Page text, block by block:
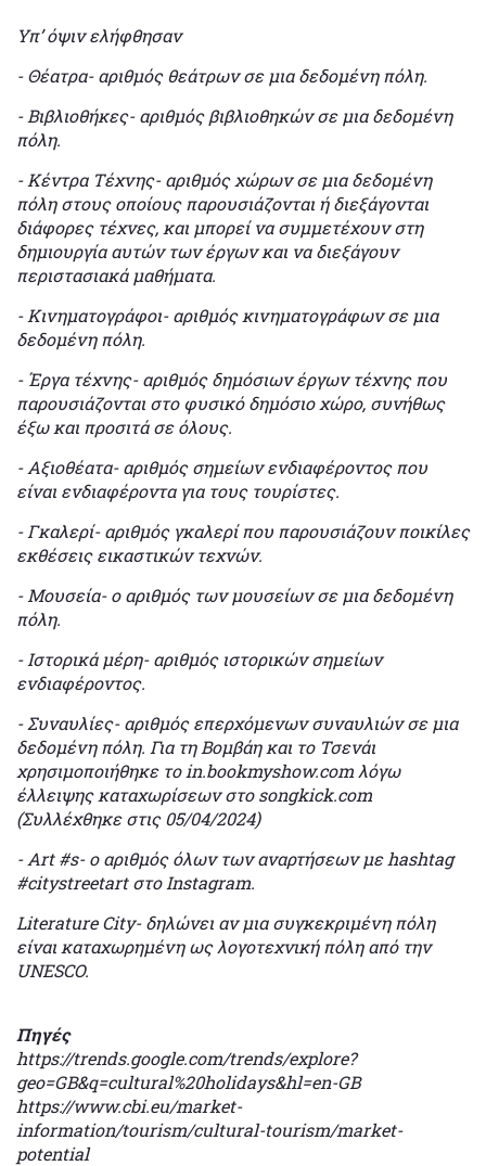
Υπ’ όψιν ελήφθησαν
- Θέατρα- αριθμός θεάτρων σε μια δεδομένη πόλη.
- Βιβλιοθήκες- αριθμός βιβλιοθηκών σε μια δεδομένη
πόλη.
- Κέντρα Τέχνης- αριθμός χώρων σε μια δεδομένη
πόλη στους οποίους παρουσιάζονται ή διεξάγονται
διάφορες τέχνες, και μπορεί να συμμετέχουν στη
δημιουργία αυτών των έργων και να διεξάγουν
περιστασιακά μαθήματα.
- Κινηματογράφοι- αριθμός κινηματογράφων σε μια
δεδομένη πόλη.
- Έργα τέχνης- αριθμός δημόσιων έργων τέχνης που
παρουσιάζονται στο φυσικό δημόσιο χώρο, συνήθως
έξω και προσιτά σε όλους.
- Αξιοθέατα- αριθμός σημείων ενδιαφέροντος που
είναι ενδιαφέροντα για τους τουρίστες.
- Γκαλερί- αριθμός γκαλερί που παρουσιάζουν ποικίλες
εκθέσεις εικαστικών τεχνών.
- Μουσεία- ο αριθμός των μουσείων σε μια δεδομένη
πόλη.
- Ιστορικά μέρη- αριθμός ιστορικών σημείων
ενδιαφέροντος.
- Συναυλίες- αριθμός επερχόμενων συναυλιών σε μια
δεδομένη πόλη. Για τη Βομβάη και το Τσενάι
χρησιμοποιήθηκε το in.bookmyshow.com λόγω
έλλειψης καταχωρίσεων στο songkick.com
(Συλλέχθηκε στις 05/04/2024)
- Art #s- ο αριθμός όλων των αναρτήσεων με hashtag
#citystreetart στο Instagram.
Literature City- δηλώνει αν μια συγκεκριμένη πόλη
είναι καταχωρημένη ως λογοτεχνική πόλη από την
UNESCO.
Πηγές
https://trends.google.com/trends/explore?
geo=GB&q=cultural%20holidays&hl=en-GB
https://www.cbi.eu/market-
information/tourism/cultural-tourism/market-
potential